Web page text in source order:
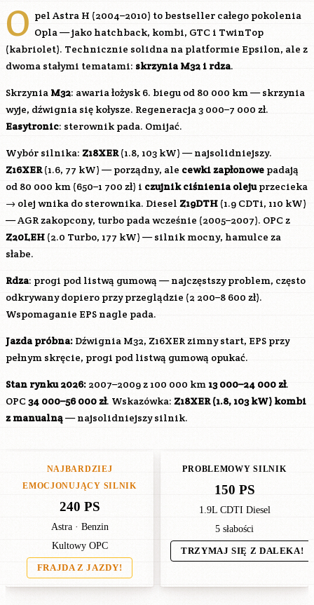
O pel Astra H (2004–2010) to bestseller całego pokolenia
Opla — jako hatchback, kombi, GTC i TwinTop
(kabriolet). Technicznie solidna na platformie Epsilon, ale z
dwoma stałymi tematami: skrzynia M32 i rdza.
Skrzynia M32: awaria łożysk 6. biegu od 80 000 km — skrzynia
wyje, dźwignia się kołysze. Regeneracja 3 000–7 000 zł.
Easytronic: sterownik pada. Omijać.
Wybór silnika: Z18XER(1.8, 103 kW) — najsolidniejszy.
Z16XER(1.6, 77 kW) — porządny, ale cewki zapłonowe padają
od 80 000 km (650–1 700 zł) i czujnik ciśnienia olejuprzecieka
→ olej wnika do sterownika. Diesel Z19DTH (1.9 CDTi, 110 kW)
— AGR zakopcony, turbo pada wcześnie (2005–2007). OPC z
Z20LEH (2.0 Turbo, 177 kW) — silnik mocny, hamulce za
słabe.
Rdza: progi pod listwą gumową — najczęstszy problem, często
odkrywany dopiero przy przeglądzie (2 200–8 600 zł).
Wspomaganie EPS nagle pada.
Jazda próbna: Dźwignia M32, Z16XERzimny start, EPS przy
pełnym skręcie, progi pod listwą gumową opukać.
Stan rynku 2026: 2007–2009 z 100 000 km 13 000–24 000 zł.
OPC 34 000–56 000 zł. Wskazówka: Z18XER(1.8, 103 kW) kombi
z manualną— najsolidniejszy silnik.
NAJBARDZIEJ
EMOCJONUJĄCY SILNIK
240 PS
Astra · Benzin
Kultowy OPC
FRAJDA Z JAZDY!
PROBLEMOWY SILNIK
150 PS
1.9L CDTI Diesel
5 słabości
TRZYMAJ SIĘ Z DALEKA!